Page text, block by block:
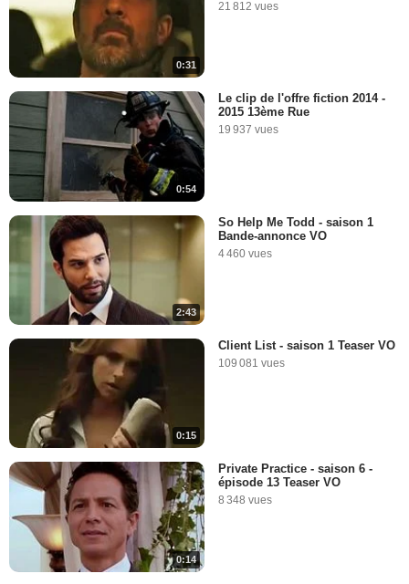
0:31
21 812 vues
0:54
Le clip de l'offre fiction 2014 -
2015 13ème Rue
19 937 vues
2:43
So Help Me Todd - saison 1
Bande-annonce VO
4 460 vues
0:15
Client List - saison 1 Teaser VO
109 081 vues
0:14
Private Practice - saison 6 -
épisode 13 Teaser VO
8 348 vues